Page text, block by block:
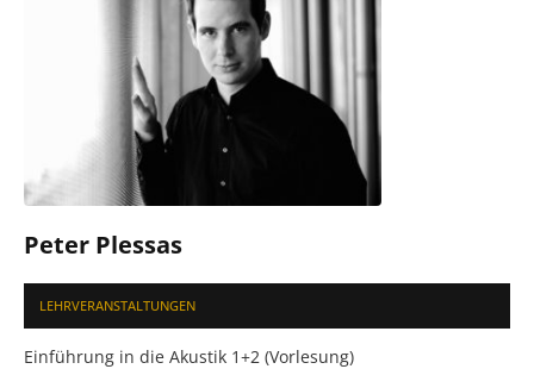
Peter Plessas
LEHRVERANSTALTUNGEN
Einführung in die Akustik 1+2 (Vorlesung)